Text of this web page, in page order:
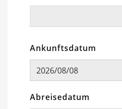
Ankunftsdatum
Abreisedatum